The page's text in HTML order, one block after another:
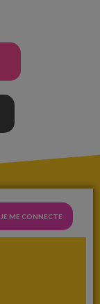
JE ME CONNECTE